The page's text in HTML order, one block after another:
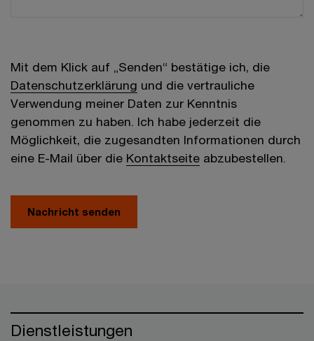
Mit dem Klick auf „Senden“ bestätige ich, die
Datenschutzerklärung und die vertrauliche
Verwendung meiner Daten zur Kenntnis
genommen zu haben. Ich habe jederzeit die
Möglichkeit, die zugesandten Informationen durch
eine E-Mail über die Kontaktseite abzubestellen.
Nachricht senden
Dienstleistungen